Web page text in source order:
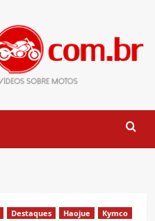
Destaques Haojue
Kymco